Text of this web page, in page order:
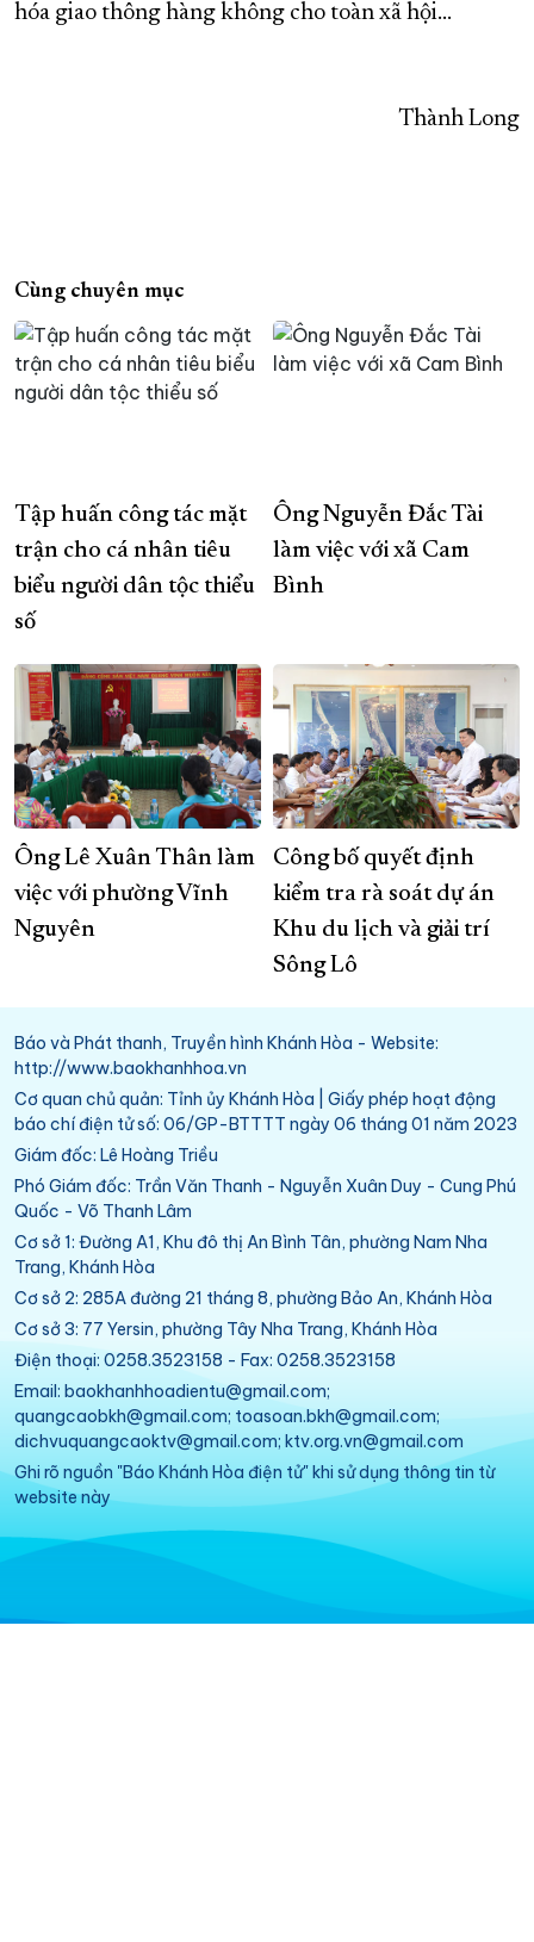
hóa giao thông hàng không cho toàn xã hội…
Thành Long
Cùng chuyên mục
Tập huấn công tác mặt
trận cho cá nhân tiêu
biểu người dân tộc thiểu
số
Ông Nguyễn Đắc Tài
làm việc với xã Cam
Bình
Ông Lê Xuân Thân làm
việc với phường Vĩnh
Nguyên
Công bố quyết định
kiểm tra rà soát dự án
Khu du lịch và giải trí
Sông Lô
Báo và Phát thanh, Truyền hình Khánh Hòa - Website:
http://www.baokhanhhoa.vn
Cơ quan chủ quản: Tỉnh ủy Khánh Hòa | Giấy phép hoạt động
báo chí điện tử số: 06/GP-BTTTT ngày 06 tháng 01 năm 2023
Giám đốc: Lê Hoàng Triều
Phó Giám đốc: Trần Văn Thanh - Nguyễn Xuân Duy - Cung Phú
Quốc - Võ Thanh Lâm
Cơ sở 1: Đường A1, Khu đô thị An Bình Tân, phường Nam Nha
Trang, Khánh Hòa
Cơ sở 2: 285A đường 21 tháng 8, phường Bảo An, Khánh Hòa
Cơ sở 3: 77 Yersin, phường Tây Nha Trang, Khánh Hòa
Điện thoại: 0258.3523158 - Fax: 0258.3523158
Email: baokhanhhoadientu@gmail.com;
quangcaobkh@gmail.com; toasoan.bkh@gmail.com;
dichvuquangcaoktv@gmail.com; ktv.org.vn@gmail.com
Ghi rõ nguồn "Báo Khánh Hòa điện tử" khi sử dụng thông tin từ
website này